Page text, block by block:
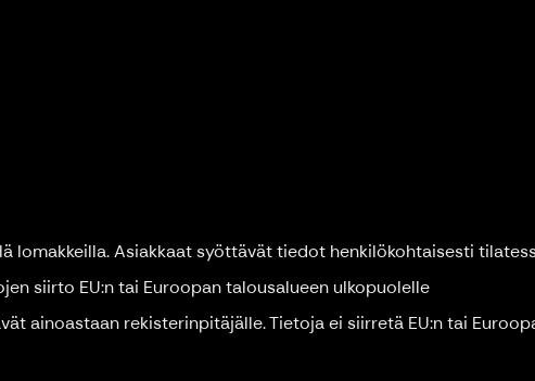
lomakkeilla. Asiakkaat syöttävät tiedot henkilökohtaisesti
siirto EU:n tai Euroopan talousalueen ulkopuolelle
ainoastaan rekisterinpitäjälle. Tietoja ei siirretä EU:n tai